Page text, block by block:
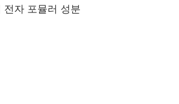
자 포뮬러 성분